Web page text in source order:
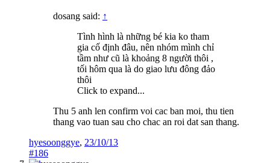
dosang said: ↑
Tình hình là những bé kia ko tham
gia cố định đâu, nên nhóm mình chỉ
tầm như cũ là khoảng 8 người thôi ,
tối hôm qua là do giao lưu đông đảo
thôi
Click to expand...
Thu 5 anh len confirm voi cac ban moi, thu tien
thang vao tuan sau cho chac an roi dat san thang.
hyesoonggye, 23/10/13
#186